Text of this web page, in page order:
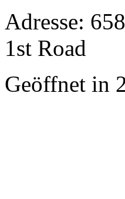
Adresse:
1st Road
Geöffnet in